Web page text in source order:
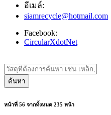
อีเมล์:
siamrecycle@hotmail.com
Facebook:
CircularXdotNet
ค้นหา
หน้าที่ 56 จากทั้งหมด 235 หน้า